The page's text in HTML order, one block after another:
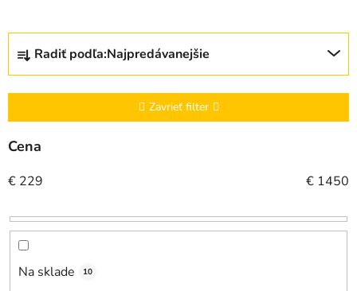
R
d
n
i
p
o
Radiť podľa:Najpredávanejšie
Zavrieť filter
Cena
€ 229 € 1450
Na sklade 10